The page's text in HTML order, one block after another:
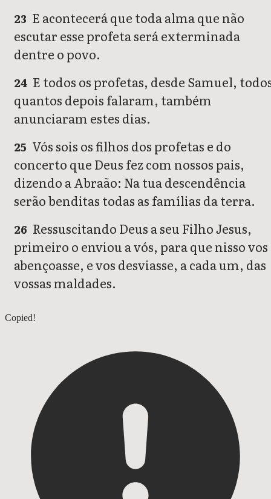
23 E acontecerá que toda alma que não
escutar esse profeta será exterminada
dentre o povo.
24 E todos os profetas, desde Samuel,
quantos depois falaram, também
anunciaram estes dias.
25 Vós sois os filhos dos profetas e do
concerto que Deus fez com nossos pais,
dizendo a Abraão: Na tua descendência
serão benditas todas as famílias da terra.
26 Ressuscitando Deus a seu Filho Jesus,
primeiro o enviou a vós, para que nisso vos
abençoasse, e vos desviasse, a cada um, das
vossas maldades.
Atos 2Atos 4
Copied!